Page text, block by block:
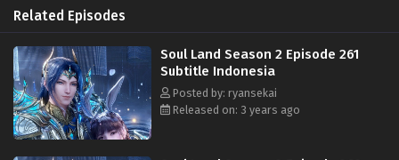
pengetahuannya, tidak melihat alasan untuk terus hidup dan melompat
dari Puncak Neraka, tetapi sedikit yang dia tahu bahwa itu bukanlah akhir
dari keberadaannya. Di Benua Douluo, yang kuat menang dan yang
lemah binasa. Setiap orang memiliki jiwa bawaan, beberapa di antaranya
dapat dikembangkan dan diperkuat, memberikan penggunanya berbagai
manfaat. Mereka yang terlahir dengan roh seperti itu bisa menjadi Guru
Roh, sebuah profesi yang dianggap sebagai salah satu yang paling
mulia di benua ini. Tang, yang bereinkarnasi ke dunia aneh ini, hanya
Related Episodes
Soul Land Season 2 Episode 261
Subtitle Indonesia
Posted by: ryansekai
Released on: 3 years ago